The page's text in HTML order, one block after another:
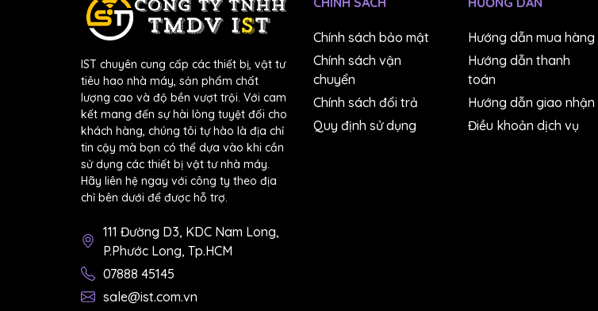
IST chuyên cung cấp các thiết bị, vật tư
tiêu hao nhà máy, sản phẩm chất
lượng cao và độ bền vượt trội. Với cam
kết mang đến sự hài lòng tuyệt đối cho
khách hàng, chúng tôi tự hào là địa chỉ
tin cậy mà bạn có thể dựa vào khi cần
sử dụng các thiết bị vật tư nhà máy.
Hãy liên hệ ngay với công ty theo địa
chỉ bên dưới để được hỗ trợ.
111 Đường D3, KDC Nam Long,
P.Phước Long, Tp.HCM
07888 45145
sale@ist.com.vn
Chính sách bảo mật
Chính sách vận
chuyển
Chính sách đổi trả
Quy định sử dụng
Hướng dẫn mua hàng
Hướng dẫn thanh
toán
Hướng dẫn giao nhận
Điều khoản dịch vụ